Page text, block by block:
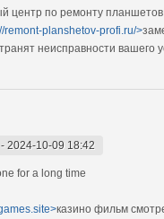
центр по ремонту планшетов
remont-planshetov-profi.ru/>
неисправности вашего
- 2024-10-09 18:42
for a long time
казино фильм